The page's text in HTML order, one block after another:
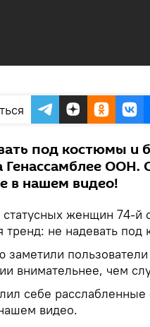
под костюмы и
Генассамблее ООН.
в нашем видео!
статусных женщин 74-й
тренд: не надевать
заметили
внимательнее, чем
себе
видео.